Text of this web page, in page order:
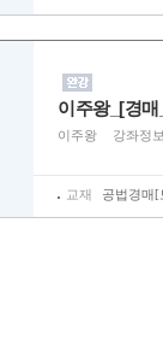
이주왕_[경
이주왕 강좌정
교재 공법경매[